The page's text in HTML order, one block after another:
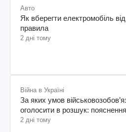
Авто
Як вберегти електромобіль
правила
2 дні тому
Війна в Україні
За яких умов
оголосити в розшук:
2 дні тому